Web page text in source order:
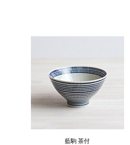
藍駒 茶付